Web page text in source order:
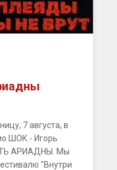
7 августа, в
ШОК - Игорь
АРИАДНЫ. Мы
"Внутри